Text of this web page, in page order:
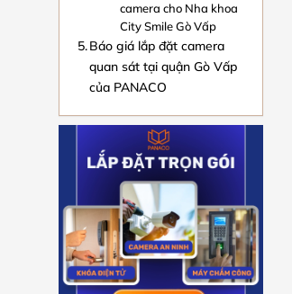
camera cho Nha khoa
City Smile Gò Vấp
Báo giá lắp đặt camera
quan sát tại quận Gò Vấp
của PANACO